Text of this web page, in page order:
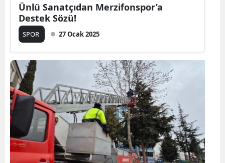
Ünlü Sanatçıdan Merzifonspor’a
Destek Sözü!
SPOR 27 Ocak 2025